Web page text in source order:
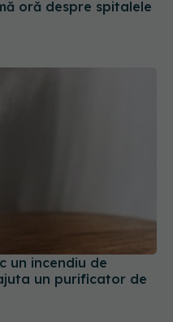
oră despre spitalele
un incendiu de
un purificator de